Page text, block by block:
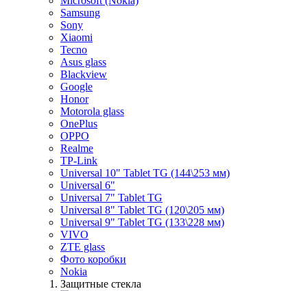
Samsung
Sony
Xiaomi
Tecno
Asus glass
Blackview
Google
Honor
Motorola glass
OnePlus
OPPO
Realme
TP-Link
Universal 10" Tablet TG (144\253 мм)
Universal 6"
Universal 7" Tablet TG
Universal 8" Tablet TG (120\205 мм)
Universal 9" Tablet TG (133\228 мм)
VIVO
ZTE glass
Фото коробки
Nokia
Защитные стекла